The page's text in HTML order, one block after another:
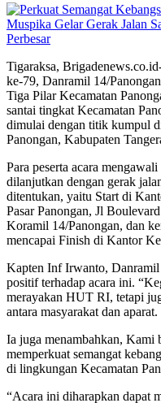
Perbesar
Tigaraksa,
ke-79, Danramil 14/
Tiga Pilar Kecamatan
santai tingkat Kecamatan
dimulai dengan titik kumpul
Panongan, Kabupaten
Para peserta acara
dilanjutkan dengan gerak
ditentukan, yaitu Start di
Pasar Panongan, Jl
Koramil 14/Panongan, dan
mencapai Finish di Kantor
Kapten Inf Irwanto, Danramil
positif terhadap acara ini.
merayakan HUT RI, tetapi
antara masyarakat dan
Ia juga menambahkan, Kami
memperkuat semangat
di lingkungan Kecamatan
“Acara ini diharapkan dapat